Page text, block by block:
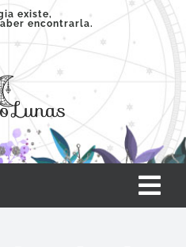
existe,
encontrarla.